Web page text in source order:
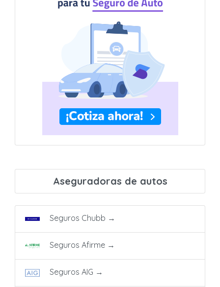
Aseguradoras de autos
Seguros Chubb →
Seguros Afirme →
Seguros AIG →